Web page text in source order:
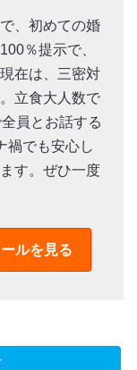
、初めての婚
％提示で、
在は、三密対
立食大人数で
員とお話する
禍でも安心し
す。ぜひ一度
ルを見る